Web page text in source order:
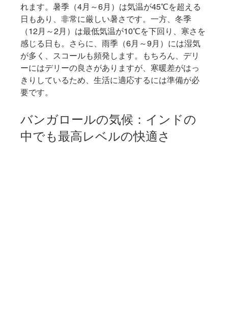
れます。暑季（4月～6月）は気温が45℃を超える
日もあり、非常に厳しい暑さです。一方、冬季
（12月～2月）は最低気温が10℃を下回り、寒さを
感じる日も。さらに、雨季（6月～9月）には湿気
が多く、スコールも頻発します。もちろん、デリ
ーにはデリーの良さがありますが、寒暖差がはっ
きりしているため、生活に適応するには準備が必
要です。
バンガロールの気候：インドの
中でも最高レベルの快適さ